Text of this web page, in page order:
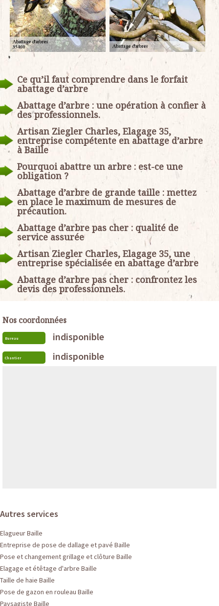
Ce qu’il faut comprendre dans le forfait
abattage d’arbre
Abattage d’arbre : une opération à confier à
des professionnels.
Artisan Ziegler Charles, Elagage 35,
entreprise compétente en abattage d’arbre
à Baille
Pourquoi abattre un arbre : est-ce une
obligation ?
Abattage d’arbre de grande taille : mettez
en place le maximum de mesures de
précaution.
Abattage d’arbre pas cher : qualité de
service assurée
Artisan Ziegler Charles, Elagage 35, une
entreprise spécialisée en abattage d’arbre
Abattage d’arbre pas cher : confrontez les
devis des professionnels.
Nos coordonnées
Bureau indisponible
Chantier indisponible
Autres services
Elagueur Baille
Entreprise de pose de dallage et pavé Baille
Pose et changement grillage et clôture Baille
Elagage et étêtage d'arbre Baille
Taille de haie Baille
Pose de gazon en rouleau Baille
Paysagiste Baille